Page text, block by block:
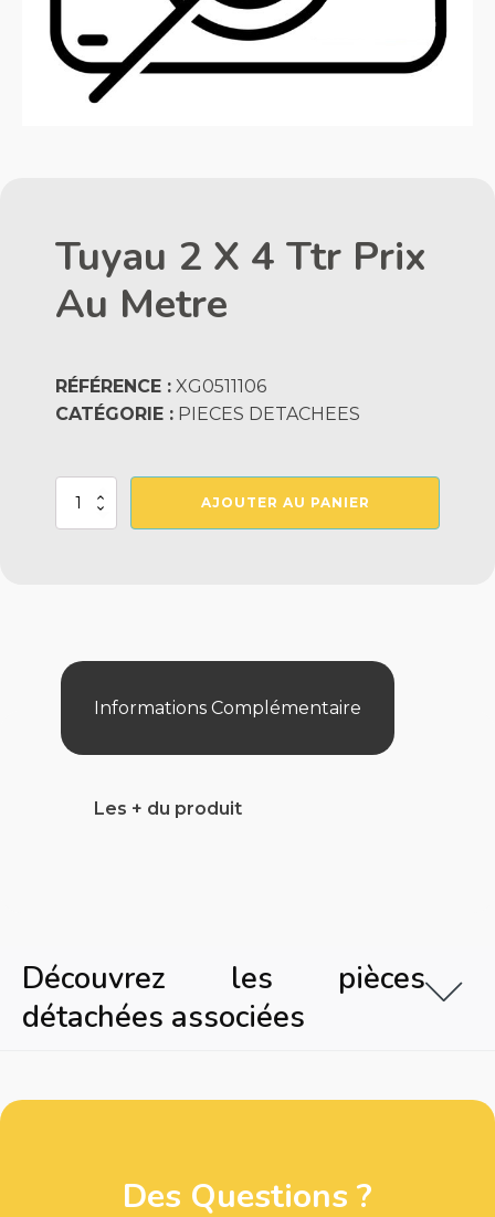
Tuyau 2 X 4 Ttr Prix
Au Metre
RÉFÉRENCE : XG0511106
CATÉGORIE : PIECES DETACHEES
quantité
Au
Metre
AJOUTER AU PANIER
Informations Complémentaire
Les + du produit
Découvrez les pièces
détachées associées
Des Questions ?